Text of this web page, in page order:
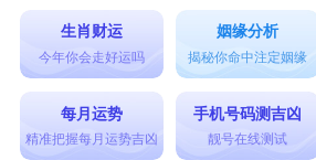
生肖财运
今年你会走好运吗
姻缘分析
揭秘你命中注定姻缘
每月运势
精准把握每月运势吉凶
手机号码测吉凶
靓号在线测试